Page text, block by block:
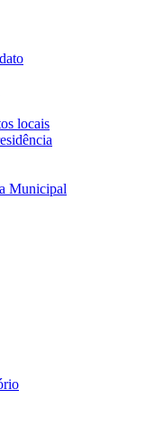
locais
Municipal